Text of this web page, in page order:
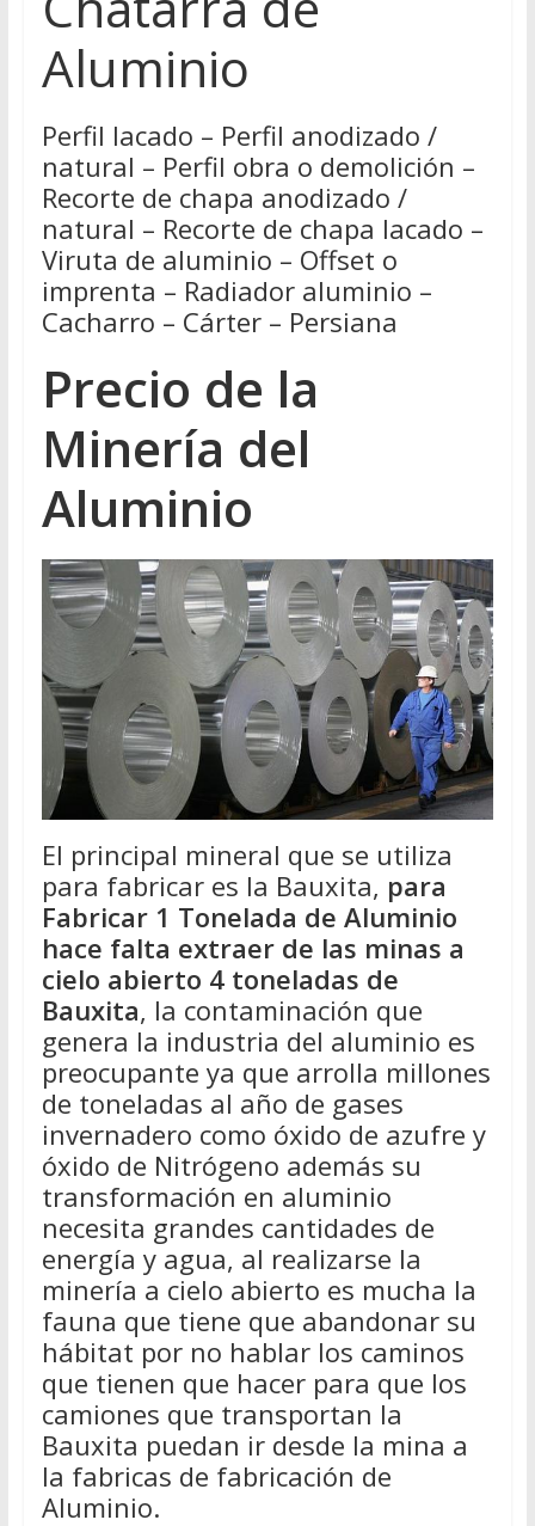
Aluminio
Perfil lacado – Perfil anodizado /
natural – Perfil obra o demolición –
Recorte de chapa anodizado /
natural – Recorte de chapa lacado –
Viruta de aluminio – Offset o
imprenta – Radiador aluminio –
Cacharro – Cárter – Persiana
Precio de la
Minería del
Aluminio
El principal mineral que se utiliza
para fabricar es la Bauxita, para
Fabricar 1 Tonelada de Aluminio
hace falta extraer de las minas a
cielo abierto 4 toneladas de
Bauxita, la contaminación que
genera la industria del aluminio es
preocupante ya que arrolla millones
de toneladas al año de gases
invernadero como óxido de azufre y
óxido de Nitrógeno además su
transformación en aluminio
necesita grandes cantidades de
energía y agua, al realizarse la
minería a cielo abierto es mucha la
fauna que tiene que abandonar su
hábitat por no hablar los caminos
que tienen que hacer para que los
camiones que transportan la
Bauxita puedan ir desde la mina a
la fabricas de fabricación de
Aluminio.